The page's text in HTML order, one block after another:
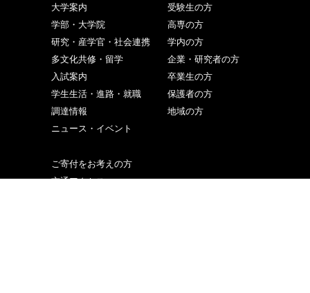
大学案内
学部・大学院
研究・産学官・社会連携
多文化共修・留学
入試案内
学生生活・進路・就職
調達情報
ニュース・イベント
受験生の方
高専の方
学内の方
企業・研究者の方
卒業生の方
保護者の方
地域の方
ご寄付をお考えの方
交通アクセス